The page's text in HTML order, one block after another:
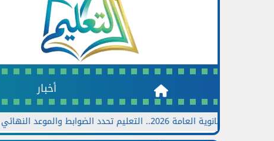
أخبار
العامة 2026.. التعليم تحدد الضوابط والموعد النهائي وخطوات تقديم الطلب